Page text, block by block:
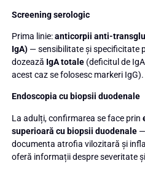
Screening serologic
Prima linie:anticorpii anti-
IgA)— sensibilitate și specificitate
dozează IgA totale(deficitul de
acest caz se folosesc markeri IgG).
Endoscopia cu biopsii duodenale
La adulți, confirmarea se face prin
superioară cu biopsii duodenale—
documenta atrofia vilozitară și
oferă informații despre severitate